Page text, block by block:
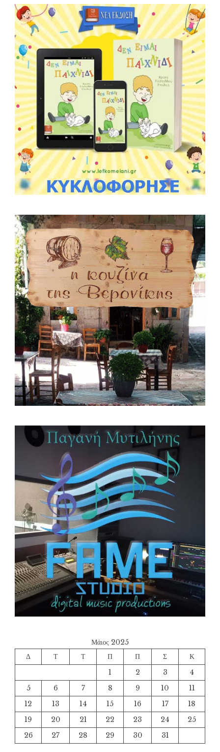
Μάιος 2025
Δ
Τ Τ Π Π Σ
Κ
1
2 3
4
5
6 7 8 9 10
11
12
13 14 15 16 17
18
19
20 21 22 23 24
25
26
27 28 29 30 31